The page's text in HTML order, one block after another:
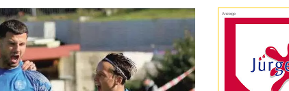
Anzeige